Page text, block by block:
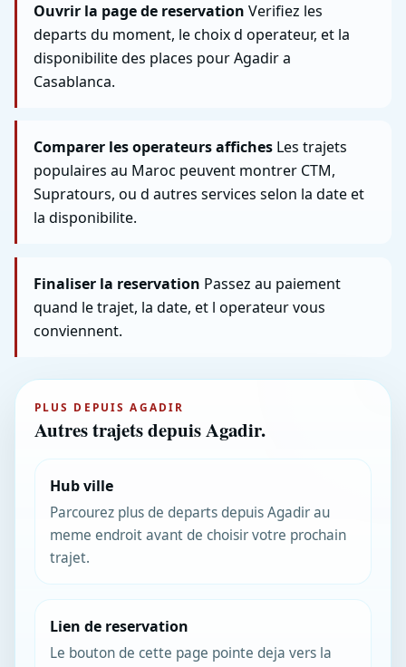
Ouvrir la page de reservation Verifiez les
departs du moment, le choix d operateur, et la
disponibilite des places pour Agadir a
Casablanca.
Comparer les operateurs affiches Les trajets
populaires au Maroc peuvent montrer CTM,
Supratours, ou d autres services selon la date et
la disponibilite.
Finaliser la reservation Passez au paiement
quand le trajet, la date, et l operateur vous
conviennent.
PLUS DEPUIS AGADIR
Autres trajets depuis Agadir.
Hub ville
Parcourez plus de departs depuis Agadir au
meme endroit avant de choisir votre prochain
trajet.
Lien de reservation
Le bouton de cette page pointe deja vers la